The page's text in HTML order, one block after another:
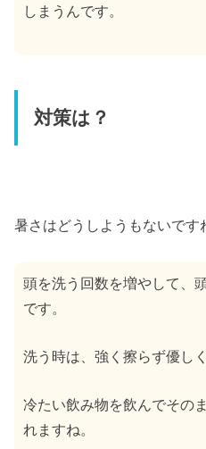
しまうんです。
対策は？
暑さはどうしようもないです
頭を洗う回数を増やして、
です。
洗う時は、強く擦らず優し
冷たい飲み物を飲んでその
れますね。